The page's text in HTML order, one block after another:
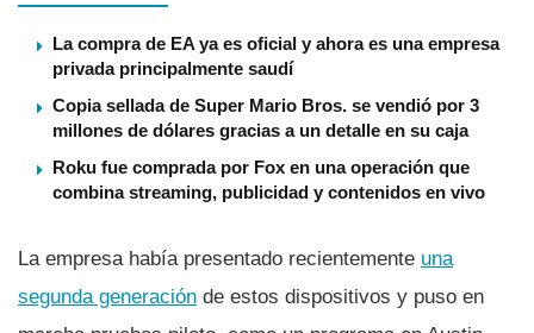
La compra de EA ya es oficial y ahora es una empresa
privada principalmente saudí
Copia sellada de Super Mario Bros. se vendió por 3
millones de dólares gracias a un detalle en su caja
Roku fue comprada por Fox en una operación que
combina streaming, publicidad y contenidos en vivo
La empresa había presentado recientemente una
segunda generación de estos dispositivos y puso en